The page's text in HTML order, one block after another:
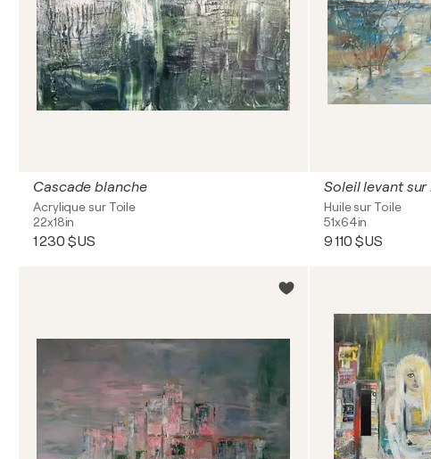
Cascade blanche
Acrylique sur Toile
22x18in
1 230 $US
Soleil levant sur
Huile sur Toile
51x64in
9 110 $US